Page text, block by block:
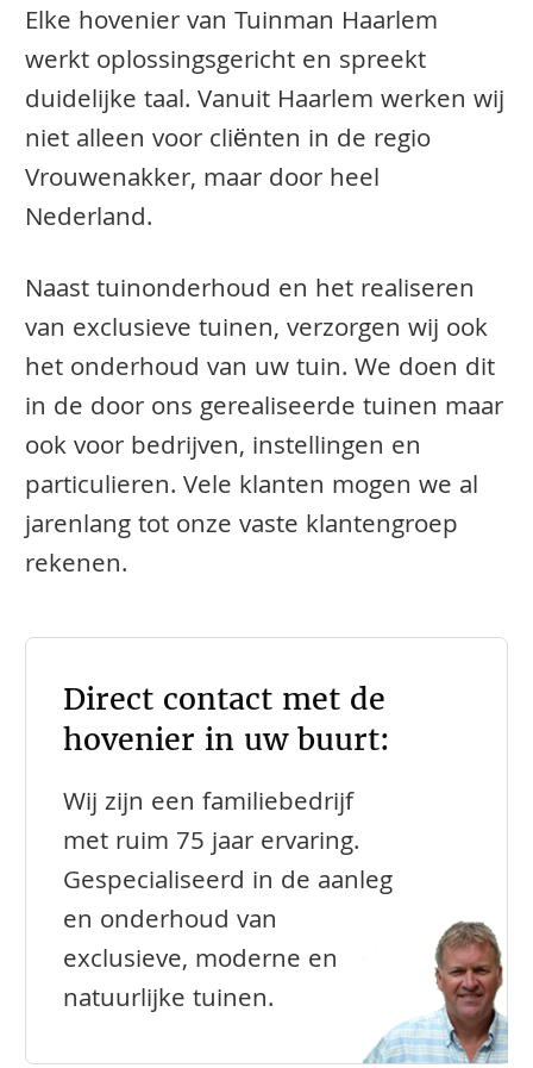
Elke hovenier van Tuinman Haarlem
werkt oplossingsgericht en spreekt
duidelijke taal. Vanuit Haarlem werken wij
niet alleen voor cliënten in de regio
Vrouwenakker, maar door heel
Nederland.
Naast tuinonderhoud en het realiseren
van exclusieve tuinen, verzorgen wij ook
het onderhoud van uw tuin. We doen dit
in de door ons gerealiseerde tuinen maar
ook voor bedrijven, instellingen en
particulieren. Vele klanten mogen we al
jarenlang tot onze vaste klantengroep
rekenen.
Direct contact met de
hovenier in uw buurt:
Wij zijn een familiebedrijf
met ruim 75 jaar ervaring.
Gespecialiseerd in de aanleg
en onderhoud van
exclusieve, moderne en
natuurlijke tuinen.